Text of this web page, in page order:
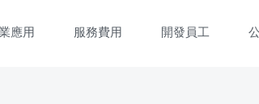
應用 服務費用 開發員工